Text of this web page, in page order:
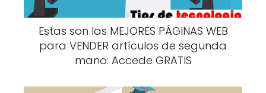
Estas son las MEJORES PÁGINAS WEB
para VENDER artículos de segunda
mano: Accede GRATIS